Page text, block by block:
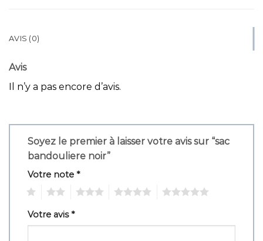
AVIS (0)
Avis
Il n’y a pas encore d’avis.
Soyez le premier à laisser votre avis sur “sac
bandouliere noir”
Votre note *
Votre avis*